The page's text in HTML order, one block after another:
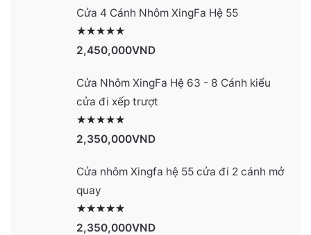
Cửa 4 Cánh Nhôm XingFa Hệ 55
2,450,000VND
Cửa Nhôm XingFa Hệ 63 - 8 Cánh kiểu
cửa đi xếp trượt
2,350,000VND
Cửa nhôm Xingfa hệ 55 cửa đi 2 cánh mở
quay
2,350,000VND